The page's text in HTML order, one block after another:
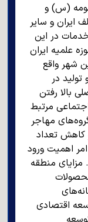
(س) و
ایران و سایر
در این
علمیه ایران
شهر واقع
در
بالا رفتن
مرتبط
مهاجر
کاهش تعداد
اهمیت ورود
مزایای منطقه
اقتصادی